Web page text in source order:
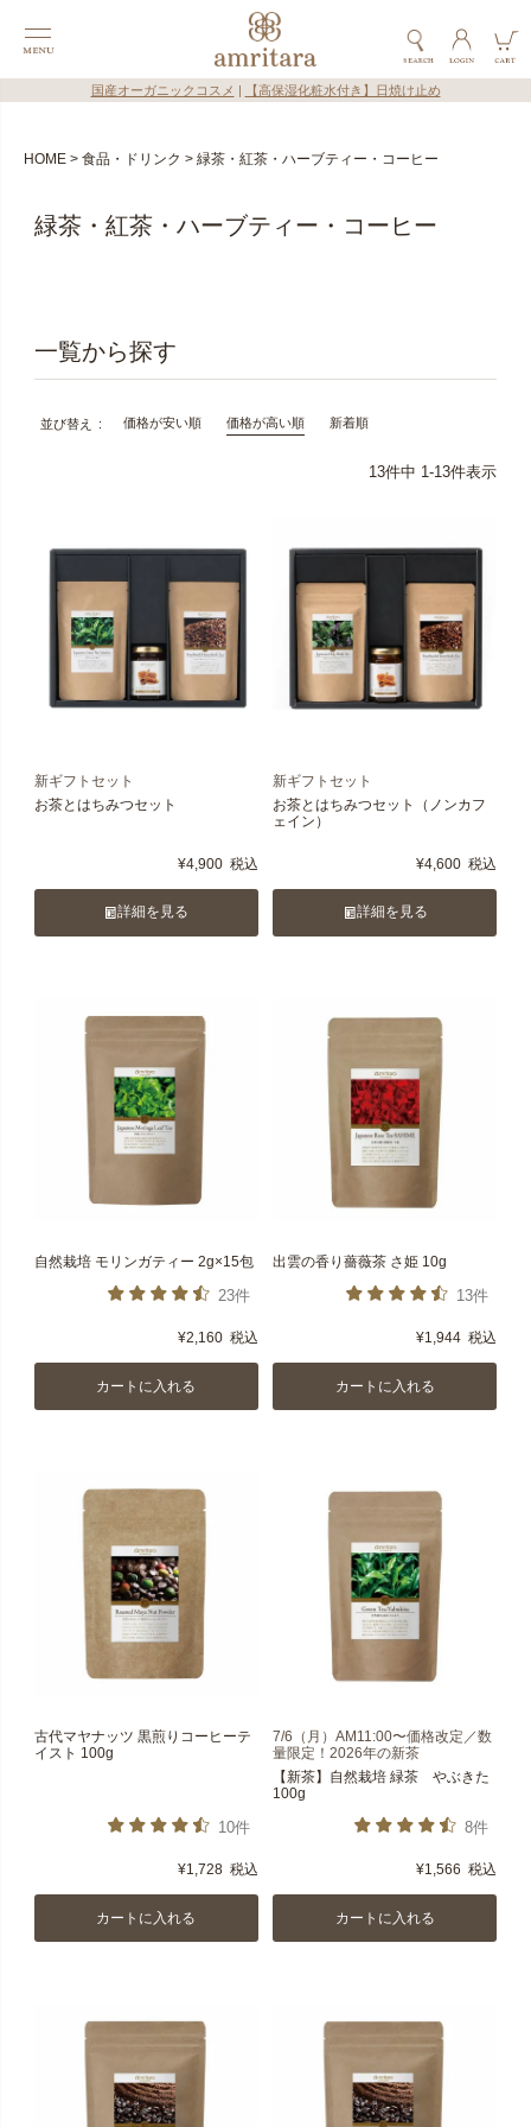
国産オーガニックコスメ 【高保湿化粧水付き】日焼け止め
HOME 食品・ドリンク 緑茶・紅茶・ハーブティー・コーヒー
緑茶・紅茶・ハーブティー・コーヒー
並び替え 価格が安い順 価格が高い順 新着順
13件中 1-13件表示
新ギフトセット
お茶とはちみつセット
¥4,900 税込
詳細を見る
新ギフトセット
お茶とはちみつセット（ノンカフ
ェイン）
¥4,600 税込
詳細を見る
自然栽培 モリンガティー 2g×15包
23件
¥2,160 税込
カートに入れる
出雲の香り薔薇茶 さ姫 10g
13件
¥1,944 税込
カートに入れる
古代マヤナッツ 黒煎りコーヒーテ
イスト 100g
10件
¥1,728 税込
カートに入れる
7/6（月）AM11:00〜価格改定／数
量限定！2026年の新茶
【新茶】自然栽培 緑茶 やぶきた
100g
8件
¥1,566 税込
カートに入れる